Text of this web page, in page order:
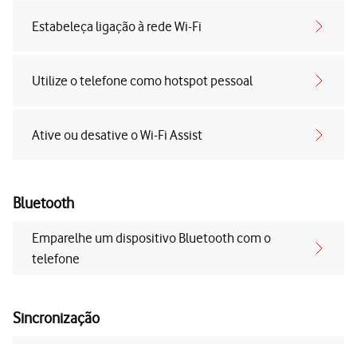
Estabeleça ligação à rede Wi-Fi
Utilize o telefone como hotspot pessoal
Ative ou desative o Wi-Fi Assist
Bluetooth
Emparelhe um dispositivo Bluetooth com o
telefone
Sincronização